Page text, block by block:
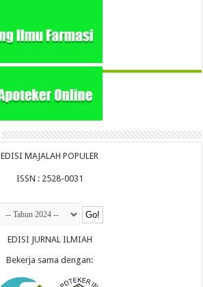
EDISI MAJALAH POPULER
ISSN : 2528-0031
EDISI JURNAL ILMIAH
Bekerja sama dengan: